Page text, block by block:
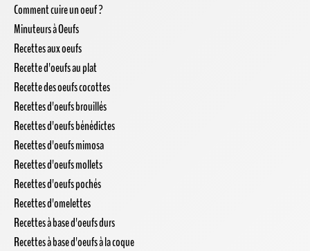
Comment cuire un oeuf ?
Minuteurs à Oeufs
Recettes aux oeufs
Recette d'oeufs au plat
Recette des oeufs cocottes
Recettes d'oeufs brouillés
Recettes d'oeufs bénédictes
Recettes d'oeufs mimosa
Recettes d'oeufs mollets
Recettes d'oeufs pochés
Recettes d'omelettes
Recettes à base d'oeufs durs
Recettes à base d'oeufs à la coque